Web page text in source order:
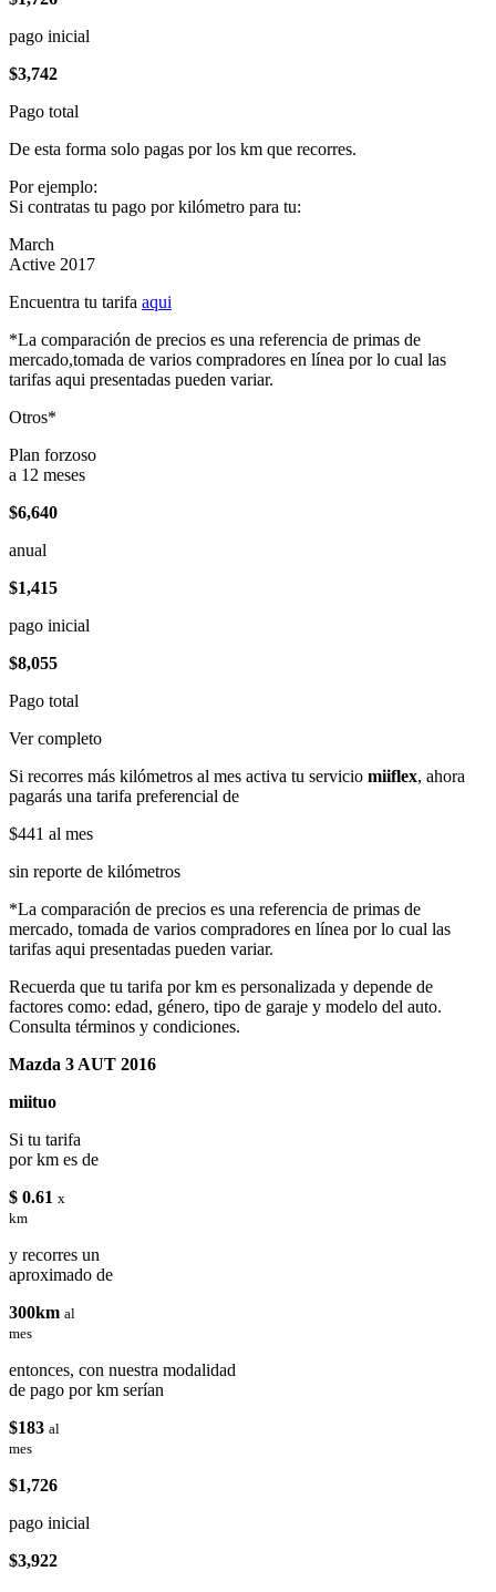
pago inicial
$3,742
Pago total
De esta forma solo pagas por los km que recorres.
Por ejemplo:
Si contratas tu pago por kilómetro para tu:
March
Active 2017
Encuentra tu tarifa aqui
*La comparación de precios es una referencia de primas de
mercado,tomada de varios compradores en línea por lo cual las
tarifas aqui presentadas pueden variar.
Otros*
Plan forzoso
a 12 meses
$6,640
anual
$1,415
pago inicial
$8,055
Pago total
Ver completo
Si recorres más kilómetros al mes activa tu servicio miiflex, ahora
pagarás una tarifa preferencial de
$441 al mes
sin reporte de kilómetros
*La comparación de precios es una referencia de primas de
mercado, tomada de varios compradores en línea por lo cual las
tarifas aqui presentadas pueden variar.
Recuerda que tu tarifa por km es personalizada y depende de
factores como: edad, género, tipo de garaje y modelo del auto.
Consulta términos y condiciones.
Mazda 3 AUT 2016
miituo
Si tu tarifa
por km es de
$ 0.61 x
km
y recorres un
aproximado de
300km al
mes
entonces, con nuestra modalidad
de pago por km serían
$183 al
mes
$1,726
pago inicial
$3,922